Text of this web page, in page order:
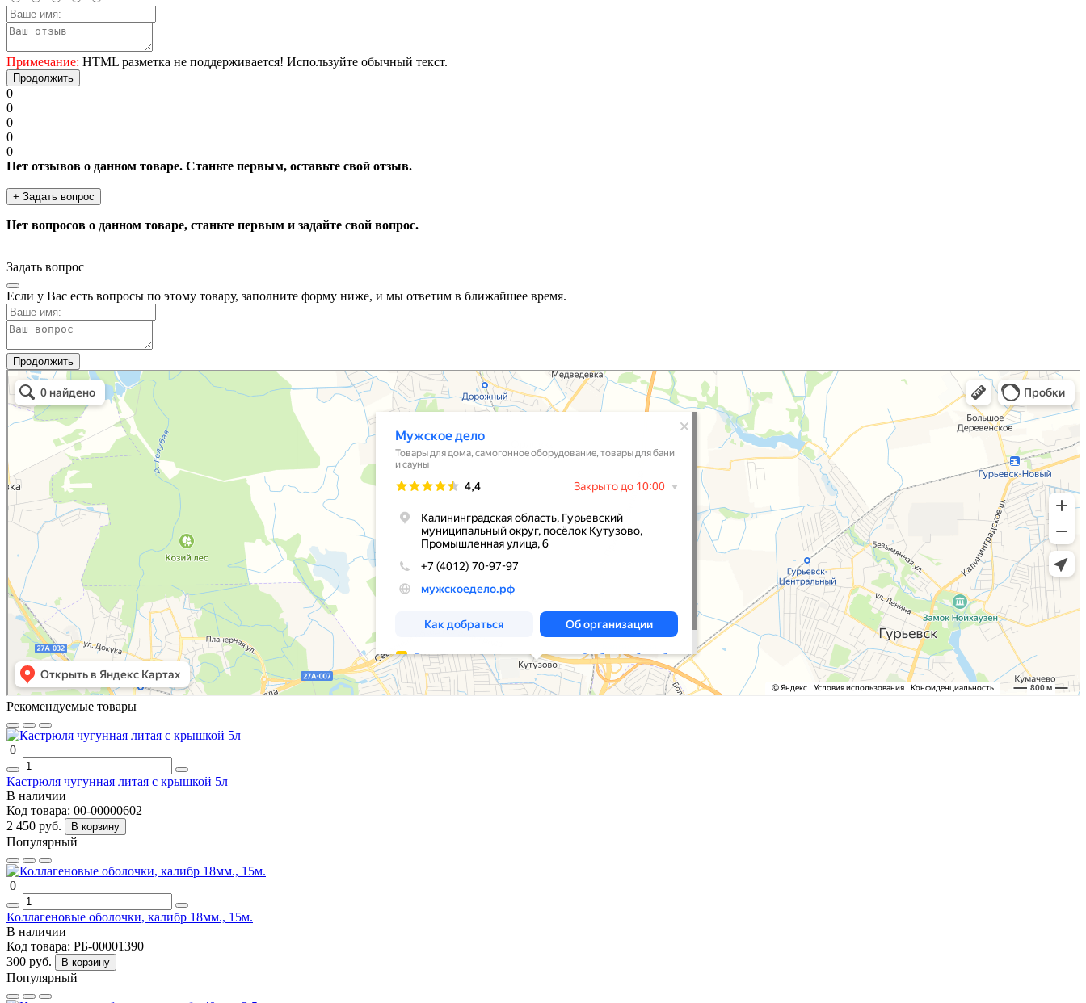
Примечание: HTML разметка не поддерживается! Используйте обычный текст.
Продолжить
0
0
0
0
0
Нет отзывов о данном товаре. Станьте первым, оставьте свой отзыв.
+ Задать вопрос
Нет вопросов о данном товаре, станьте первым и задайте свой вопрос.
Задать вопрос
Если у Вас есть вопросы по этому товару, заполните форму ниже, и мы ответим в ближайшее время.
Продолжить
Мужское Дело
Товары для дома в Калининградской области
Самогонное оборудование в Калининградской области
Рекомендуемые товары
0
Кастрюля чугунная литая с крышкой 5л
В наличии
Код товара: 00-00000602
2 450 руб.
В корзину
Популярный
0
Коллагеновые оболочки, калибр 18мм., 15м.
В наличии
Код товара: РБ-00001390
300 руб.
В корзину
Популярный